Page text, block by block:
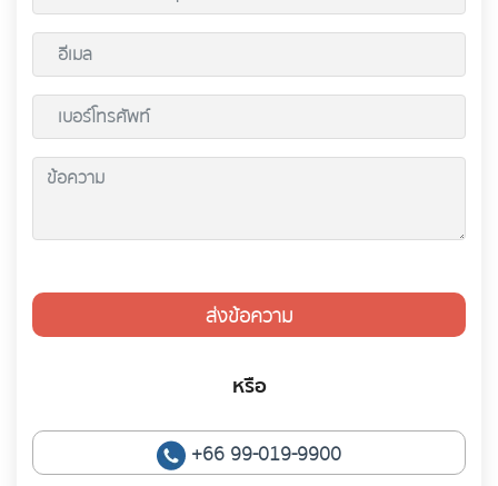
ส่งข้อความ
หรือ
+66 99-019-9900